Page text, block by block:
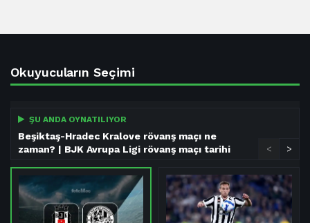
Okuyucuların Seçimi
ŞU ANDA OYNATILIYOR
Beşiktaş-Hradec Kralove rövanş maçı ne
zaman? | BJK Avrupa Ligi rövanş maçı tarihi
< >